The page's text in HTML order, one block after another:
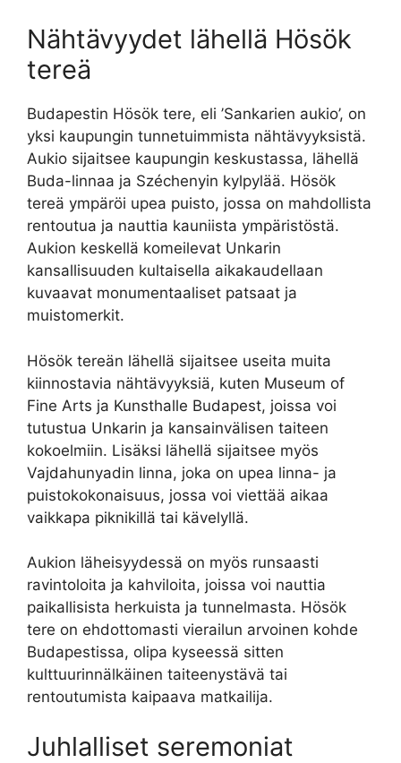
Nähtävyydet lähellä Hösök
tereä
Budapestin Hösök tere, eli ’Sankarien aukio’, on
yksi kaupungin tunnetuimmista nähtävyyksistä.
Aukio sijaitsee kaupungin keskustassa, lähellä
Buda-linnaa ja Széchenyin kylpylää. Hösök
tereä ympäröi upea puisto, jossa on mahdollista
rentoutua ja nauttia kauniista ympäristöstä.
Aukion keskellä komeilevat Unkarin
kansallisuuden kultaisella aikakaudellaan
kuvaavat monumentaaliset patsaat ja
muistomerkit.
Hösök tereän lähellä sijaitsee useita muita
kiinnostavia nähtävyyksiä, kuten Museum of
Fine Arts ja Kunsthalle Budapest, joissa voi
tutustua Unkarin ja kansainvälisen taiteen
kokoelmiin. Lisäksi lähellä sijaitsee myös
Vajdahunyadin linna, joka on upea linna- ja
puistokokonaisuus, jossa voi viettää aikaa
vaikkapa piknikillä tai kävelyllä.
Aukion läheisyydessä on myös runsaasti
ravintoloita ja kahviloita, joissa voi nauttia
paikallisista herkuista ja tunnelmasta. Hösök
tere on ehdottomasti vierailun arvoinen kohde
Budapestissa, olipa kyseessä sitten
kulttuurinnälkäinen taiteenystävä tai
rentoutumista kaipaava matkailija.
Juhlalliset seremoniat